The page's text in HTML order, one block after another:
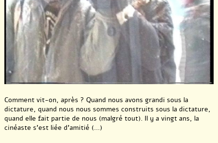
Comment vit-on, après ? Quand nous avons grandi sous la
dictature, quand nous nous sommes construits sous la dictature,
quand elle fait partie de nous (malgré tout). Il y a vingt ans, la
cinéaste s’est liée d’amitié (...)